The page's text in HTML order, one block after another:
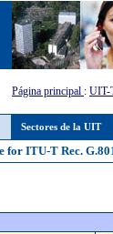
Sectores de la UIT
Página principal : UIT-
for ITU-T Rec.